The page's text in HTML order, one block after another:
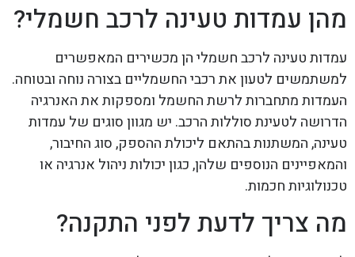
מהן עמדות טעינה לרכב חשמלי?
עמדות טעינה לרכב חשמלי הן מכשירים המאפשרים
למשתמשים לטעון את רכבי החשמליים בצורה נוחה ובטוחה.
העמדות מתחברות לרשת החשמל ומספקות את האנרגיה
הדרושה לטעינת סוללות הרכב. יש מגוון סוגים של עמדות
טעינה, המשתנות בהתאם ליכולת ההספק, סוג החיבור,
והמאפיינים הנוספים שלהן, כגון יכולות ניהול אנרגיה או
טכנולוגיות חכמות.
מה צריך לדעת לפני התקנה?